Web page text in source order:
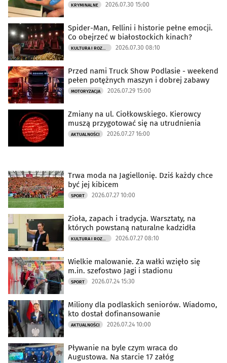
KRYMINALNE 2026.07.30 15:00
Spider-Man, Fellini i historie pełne emocji.
Co obejrzeć w białostockich kinach?
KULTURA I ROZRYWKA 2026.07.30 08:10
Przed nami Truck Show Podlasie - weekend
pełen potężnych maszyn i dobrej zabawy
MOTORYZACJA 2026.07.29 15:00
Zmiany na ul. Ciołkowskiego. Kierowcy
muszą przygotować się na utrudnienia
AKTUALNOŚCI 2026.07.27 16:00
Trwa moda na Jagiellonię. Dziś każdy chce
być jej kibicem
SPORT 2026.07.27 10:00
Zioła, zapach i tradycja. Warsztaty, na
których powstaną naturalne kadzidła
KULTURA I ROZRYWKA 2026.07.27 08:10
Wielkie malowanie. Za wałki wzięło się
m.in. szefostwo Jagi i stadionu
SPORT 2026.07.24 15:30
Miliony dla podlaskich seniorów. Wiadomo,
kto dostał dofinansowanie
AKTUALNOŚCI 2026.07.24 10:00
Pływanie na byle czym wraca do
Augustowa. Na starcie 17 załóg